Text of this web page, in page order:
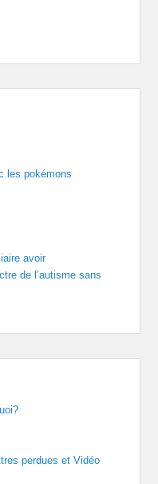
les pokémons
avoir
de l’autisme sans
perdues et Vidéo